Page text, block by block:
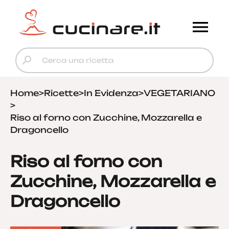
Home>Ricette>In Evidenza>VEGETARIANO
>
Riso al forno con Zucchine, Mozzarella e
Dragoncello
Riso al forno con
Zucchine, Mozzarella e
Dragoncello